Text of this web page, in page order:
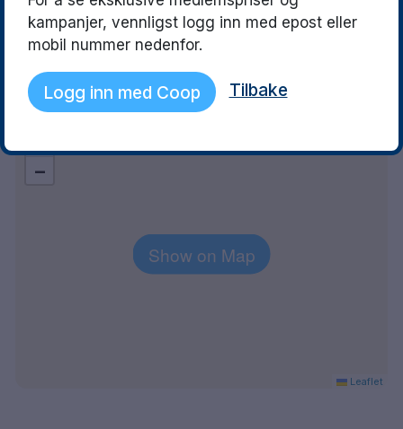
outside noise of a fan/generator
which kept us awake most of the
night.
stop with a wide
services to the
Explore the area
Show on Map
−
Leaflet
kampanjer, vennligst logg inn med epost eller
mobil nummer nedenfor.
Logg inn med Coop Tilbake